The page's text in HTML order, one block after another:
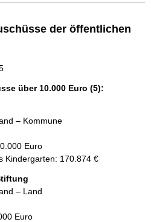
der öffentlichen
über 10.000 Euro (5):
– Kommune
Euro
Kindergarten: 170.874 €
– Land
Euro